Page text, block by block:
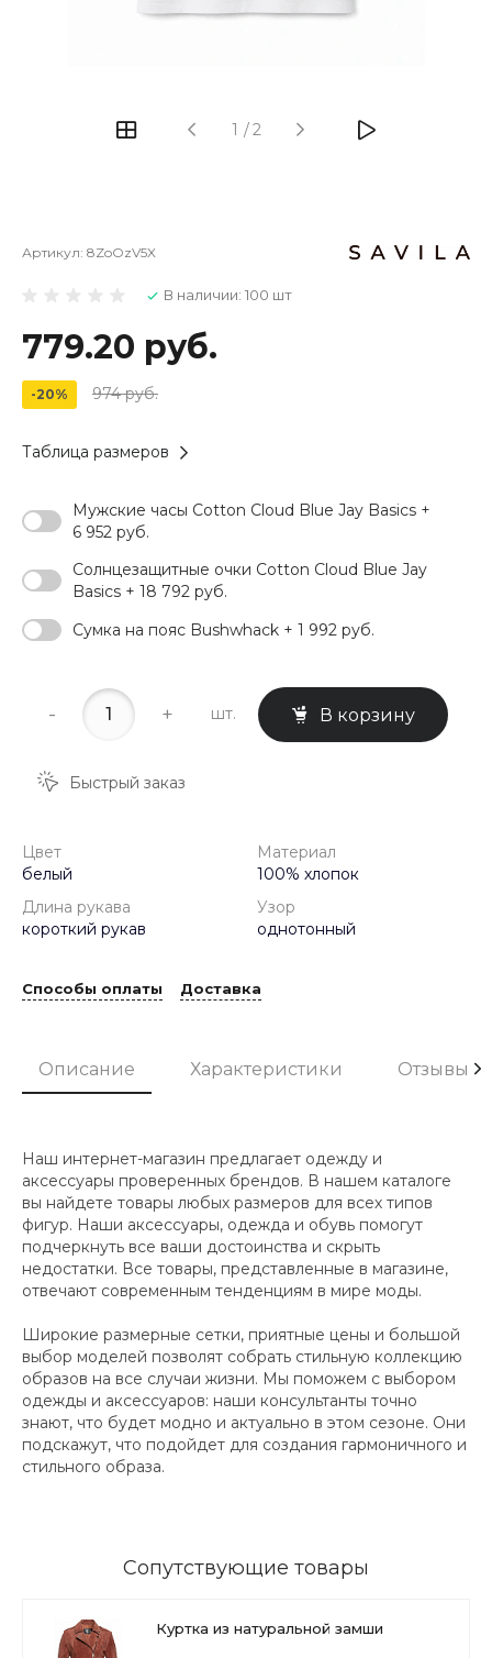
1 /2
Артикул: 8ZoOzV5X
В наличии: 100 шт
779.20 руб.
-20% 974 руб.
Таблица размеров
Мужские часы Cotton Cloud Blue Jay Basics +
6 952 руб.
Солнцезащитные очки Cotton Cloud Blue Jay
Basics + 18 792 руб.
Сумка на пояс Bushwhack + 1 992 руб.
- + шт. В корзину
Быстрый заказ
Цвет
белый
Материал
100% хлопок
Длина рукава
короткий рукав
Узор
однотонный
Способы оплаты Доставка
Описание Характеристики Отзывы
Наш интернет-магазин предлагает одежду и
аксессуары проверенных брендов. В нашем каталоге
вы найдете товары любых размеров для всех типов
фигур. Наши аксессуары, одежда и обувь помогут
подчеркнуть все ваши достоинства и скрыть
недостатки. Все товары, представленные в магазине,
отвечают современным тенденциям в мире моды.
Широкие размерные сетки, приятные цены и большой
выбор моделей позволят собрать стильную коллекцию
образов на все случаи жизни. Мы поможем с выбором
одежды и аксессуаров: наши консультанты точно
знают, что будет модно и актуально в этом сезоне. Они
подскажут, что подойдет для создания гармоничного и
стильного образа.
Сопутствующие товары
Куртка из натуральной замши